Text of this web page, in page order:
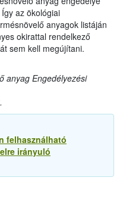
az ökológiai
anyagok listáján
okirattal rendelkező
sem kell megújítani.
anyag Engedélyezési
felhasználható
irányuló